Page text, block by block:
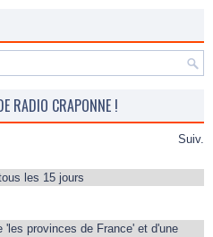
RADIO CRAPONNE !
Suiv.
les 15 jours
provinces de France' et d'une